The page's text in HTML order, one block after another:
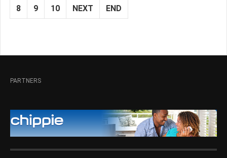
8 9 10 NEXT END
PARTNERS